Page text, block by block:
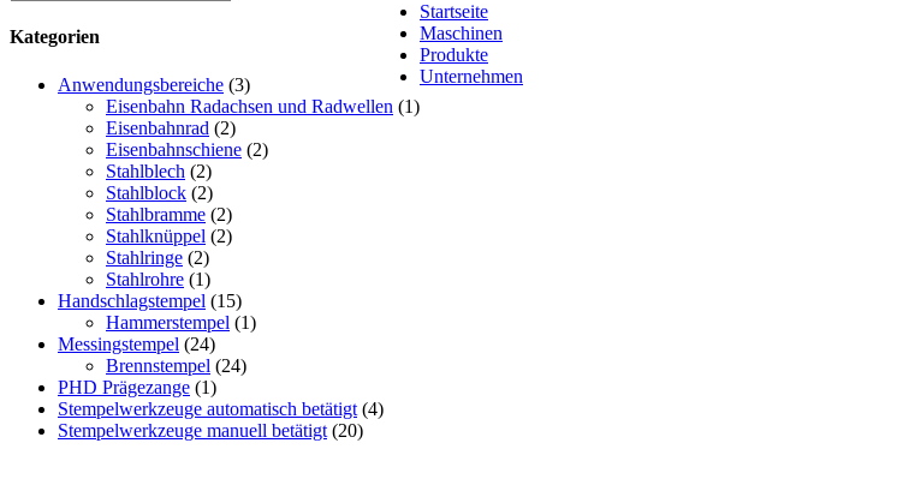
Kategorien
Anwendungsbereiche (3)
Eisenbahn Radachsen und Radwellen (1)
Eisenbahnrad (2)
Eisenbahnschiene (2)
Stahlblech (2)
Stahlblock (2)
Stahlbramme (2)
Stahlknüppel (2)
Stahlringe (2)
Stahlrohre (1)
Handschlagstempel (15)
Hammerstempel (1)
Messingstempel (24)
Brennstempel (24)
PHD Prägezange (1)
Stempelwerkzeuge automatisch betätigt (4)
Stempelwerkzeuge manuell betätigt (20)
Startseite
Maschinen
Produkte
Unternehmen